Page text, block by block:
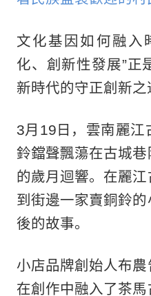
文化基因如何融入
化、創新性發展”正
新時代的守正創新之
3月19日，雲南麗江
鈴鐺聲飄蕩在古城
的歲月迴響。在麗
到街邊一家賣銅鈴
後的故事。
小店品牌創始人布
在創作中融入了茶